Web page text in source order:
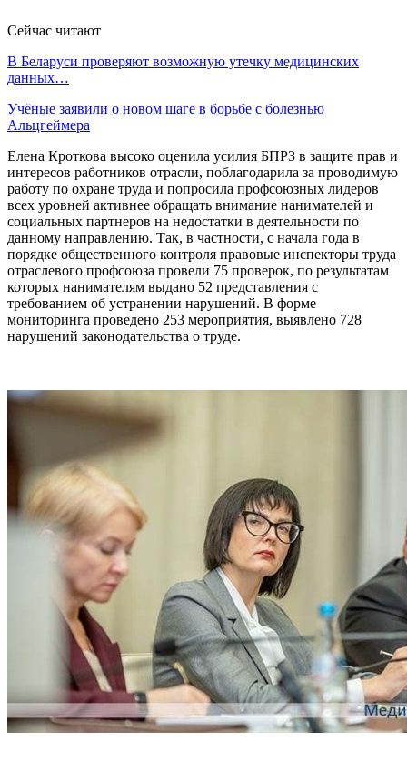
Сейчас читают
В Беларуси проверяют возможную утечку медицинских
данных…
Учёные заявили о новом шаге в борьбе с болезнью
Альцгеймера
Елена Кроткова высоко оценила усилия БПРЗ в защите прав и
интересов работников отрасли, поблагодарила за проводимую
работу по охране труда и попросила профсоюзных лидеров
всех уровней активнее обращать внимание нанимателей и
социальных партнеров на недостатки в деятельности по
данному направлению. Так, в частности, с начала года в
порядке общественного контроля правовые инспекторы труда
отраслевого профсоюза провели 75 проверок, по результатам
которых нанимателям выдано 52 представления с
требованием об устранении нарушений. В форме
мониторинга проведено 253 мероприятия, выявлено 728
нарушений законодательства о труде.